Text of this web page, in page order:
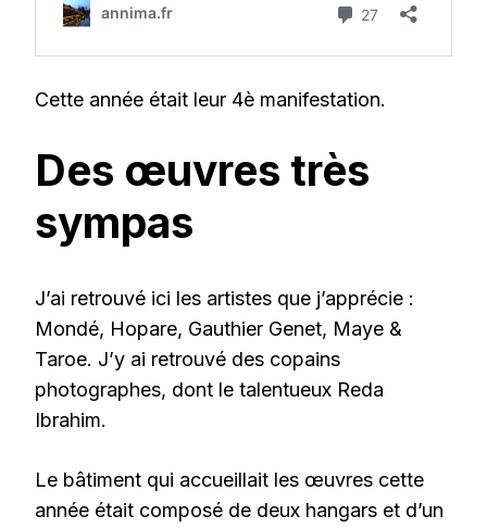
Cette année était leur 4è manifestation.
Des œuvres très
sympas
J’ai retrouvé ici les artistes que j’apprécie :
Mondé, Hopare, Gauthier Genet, Maye &
Taroe. J’y ai retrouvé des copains
photographes, dont le talentueux Reda
Ibrahim.
Le bâtiment qui accueillait les œuvres cette
année était composé de deux hangars et d’un